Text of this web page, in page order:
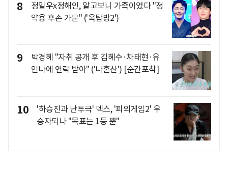
8
정일우x정해인, 알고보니 가족이었다 "정
약용 후손 가문" ('옥탑방2')
9
박경혜 "자취 공개 후 김혜수·차태현·유
인나에 연락 받아" ('나혼산') [순간포착]
10
'하승진과 난투극' 덱스, '피의게임2' 우
승자되나 "목표는 1등 뿐"